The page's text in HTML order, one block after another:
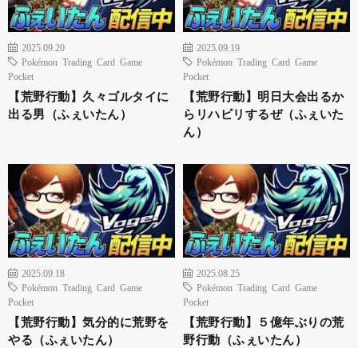
2025.09.20
Pokémon Trading Card Game
Pocket
【荒野行動】久々ゴルタイに
出る男（ふぇいたん）
2025.09.19
Pokémon Trading Card Game
Pocket
【荒野行動】明日大会出るか
らリハビリするぜ（ふぇいた
ん）
2025.09.18
Pokémon Trading Card Game
Pocket
【荒野行動】気分的に荒野を
やる（ふぇいたん）
2025.08.25
Pokémon Trading Card Game
Pocket
【荒野行動】５億年ぶりの荒
野行動（ふぇいたん）